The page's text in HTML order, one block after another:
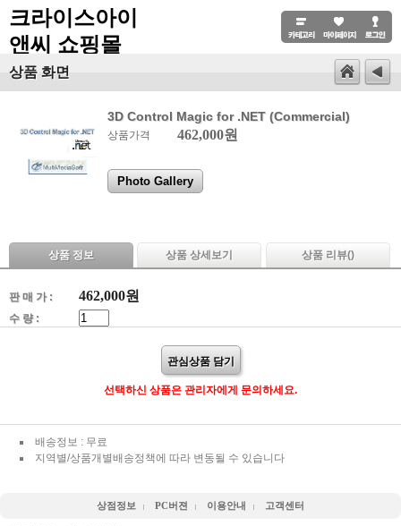
크라이스아이
앤씨 쇼핑몰
상품 화면
3D Control Magic for .NET (Commercial)
상품가격 462,000원
Photo Gallery
상품 정보 상품 상세보기 상품 리뷰()
판 매 가 : 462,000원
수 량 :
관심상품 담기
선택하신 상품은 관리자에게 문의하세요.
배송정보 : 무료
지역별/상품개별배송정책에 따라 변동될 수 있습니다
상점정보 PC버젼 이용안내 고객센터